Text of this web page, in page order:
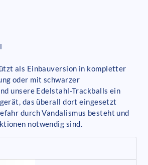
als Einbauversion in kompletter
oder mit schwarzer
unsere Edelstahl-Trackballs ein
das überall dort eingesetzt
durch Vandalismus besteht und
notwendig sind.